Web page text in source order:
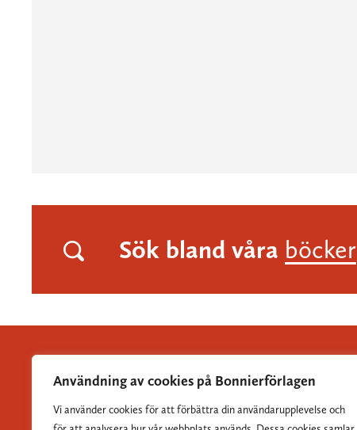
Användning av cookies på Bonnierförlagen
Vi använder cookies för att förbättra din användarupplevelse och
Sök bland våra böcker